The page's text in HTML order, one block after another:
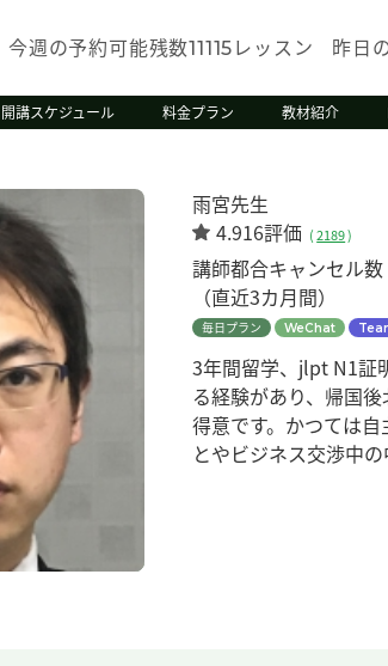
今週の予約可能残数11115 レッスン 昨日
開講スケジュール 料金プラン 教材紹介
雨宮先生
4.916評価 (2189)
講師都合キャンセル数
（直近3カ月間）
毎日プラン WeChat
3年間留学、jlpt N1証
る経験があり、帰国
得意です。かつては
とやビジネス交渉中